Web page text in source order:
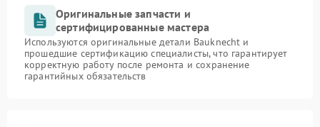
Оригинальные запчасти и
сертифицированные мастера
Используются оригинальные детали Bauknecht и
прошедшие сертификацию специалисты, что гарантирует
корректную работу после ремонта и сохранение
гарантийных обязательств